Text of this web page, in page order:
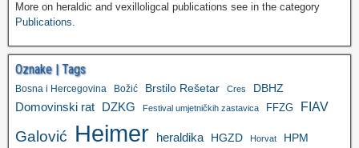
More on heraldic and vexilloligcal publications see in the category
Publications.
Oznake | Tags
Bosna i Hercegovina Božić Brstilo Rešetar Cres DBHZ
Domovinski rat DZKG Festival umjetničkih zastavica FFZG FIAV
Galović Heimer heraldika HGZD Horvat HPM